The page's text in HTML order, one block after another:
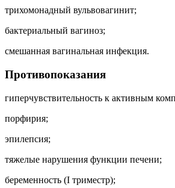
трихомонадный вульвовагинит;
бактериальный вагиноз;
смешанная вагинальная инфекция.
Противопоказания
гиперчувствительность к активным
порфирия;
эпилепсия;
тяжелые нарушения функции печени;
беременность (I триместр);